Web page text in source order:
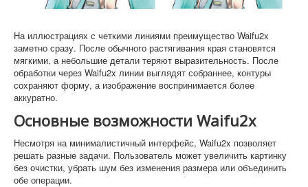
На иллюстрациях с четкими линиями преимущество Waifu2x
заметно сразу. После обычного растягивания края становятся
мягкими, а небольшие детали теряют выразительность. После
обработки через Waifu2x линии выглядят собраннее, контуры
сохраняют форму, а изображение воспринимается более
аккуратно.
Основные возможности Waifu2x
Несмотря на минималистичный интерфейс, Waifu2x позволяет
решать разные задачи. Пользователь может увеличить картинку
без очистки, убрать шум без изменения размера или объединить
обе операции.